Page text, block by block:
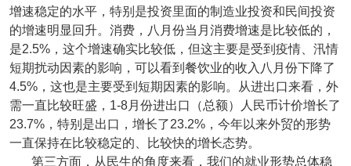
增速稳定的水平，特别是投资里面的制造业投资和民间投资
的增速明显回升。消费，八月份当月消费增速是比较低的，
是2.5%，这个增速确实比较低，但这主要是受到疫情、汛情
短期扰动因素的影响，可以看到餐饮业的收入八月份下降了
4.5%，这也是主要受到短期因素的影响。从进出口来看，外
需一直比较旺盛，1-8月份进出口（总额）人民币计价增长了
23.7%，特别是出口，增长了23.2%，今年以来外贸的形势
一直保持在比较稳定的、比较快的增长态势。
第三方面，从民生的角度来看，我们的就业形势总体稳